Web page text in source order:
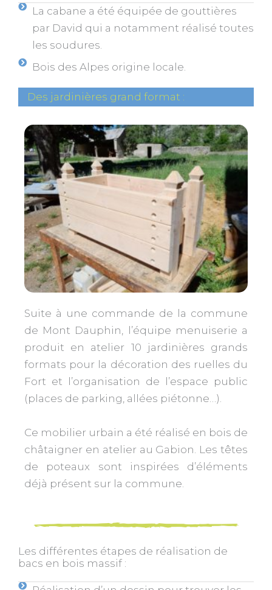
La cabane a été équipée de gouttières
par David qui a notamment réalisé toutes
les soudures.
Bois des Alpes origine locale.
Des jardinières grand format :
Suite à une commande de la commune
de Mont Dauphin, l’équipe menuiserie a
produit en atelier 10 jardinières grands
formats pour la décoration des ruelles du
Fort et l’organisation de l’espace public
(places de parking, allées piétonne…).
Ce mobilier urbain a été réalisé en bois de
châtaigner en atelier au Gabion. Les têtes
de poteaux sont inspirées d’éléments
déjà présent sur la commune.
Les différentes étapes de réalisation de
bacs en bois massif :